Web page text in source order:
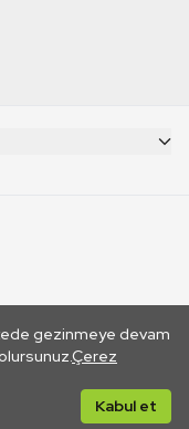
gezinmeye devam
Çerez
Kabul et
yoluyla gidilen dış